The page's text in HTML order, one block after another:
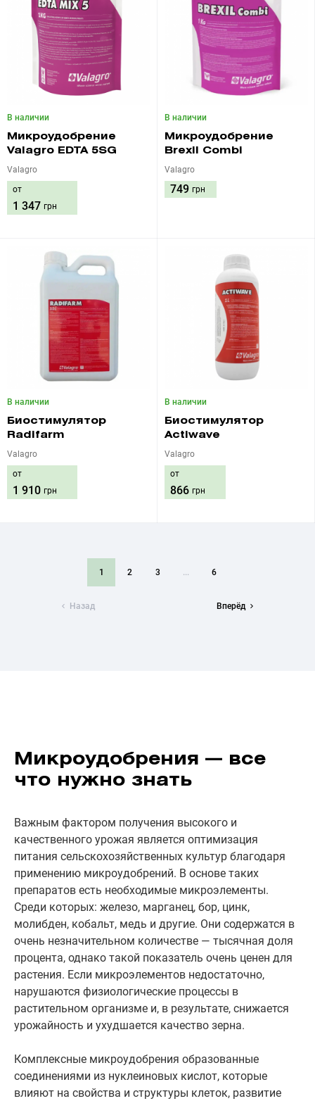
В наличии
Микроудобрение
Valagro EDTA 5SG
Valagro
от
1 347 грн
В наличии
Микроудобрение
Brexil Combi
Valagro
749 грн
В наличии
Биостимулятор
Radifarm
Valagro
от
1 910 грн
В наличии
Биостимулятор
Actiwave
Valagro
от
866 грн
Назад
1 2 3 ... 6
Вперёд
Микроудобрения — все
что нужно знать
Важным фактором получения высокого и
качественного урожая является оптимизация
питания сельскохозяйственных культур благодаря
применению микроудобрений. В основе таких
препаратов есть необходимые микроэлементы.
Среди которых: железо, марганец, бор, цинк,
молибден, кобальт, медь и другие. Они содержатся в
очень незначительном количестве — тысячная доля
процента, однако такой показатель очень ценен для
растения. Если микроэлементов недостаточно,
нарушаются физиологические процессы в
растительном организме и, в результате, снижается
урожайность и ухудшается качество зерна.
Комплексные микроудобрения образованные
соединениями из нуклеиновых кислот, которые
влияют на свойства и структуры клеток, развитие